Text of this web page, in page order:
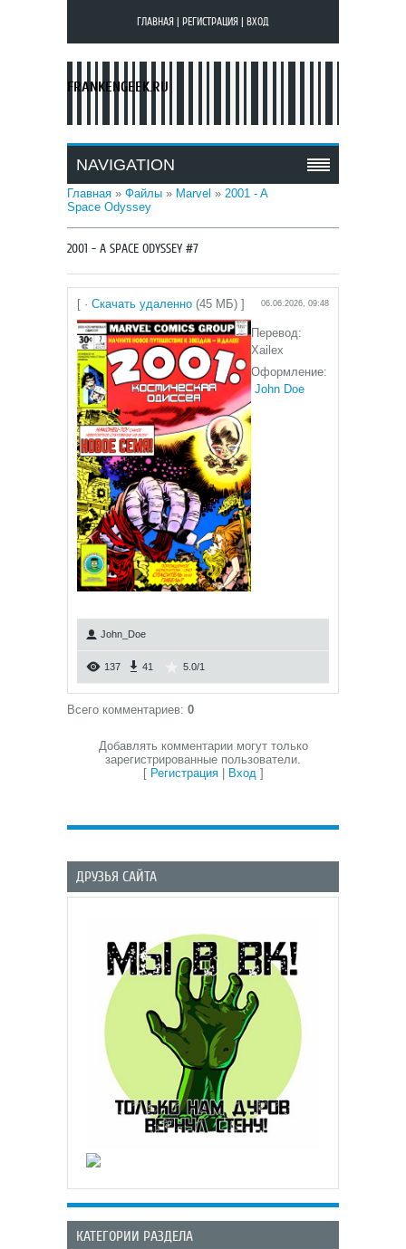
ГЛАВНАЯ РЕГИСТРАЦИЯ ВХОД
FRANKENGEEK.RU
NAVIGATION
Главная » Файлы » Marvel » 2001 - A
Space Odyssey
2001 - A SPACE ODYSSEY #7
[ · Скачать удаленно (45 МБ) ] 06.06.2026, 09:48
Перевод:
Xailex
Оформление:
John Doe
John_Doe
137 41 5.0/1
Всего комментариев: 0
Добавлять комментарии могут только
зарегистрированные пользователи.
[ Регистрация| Вход]
ДРУЗЬЯ САЙТА
КАТЕГОРИИ РАЗДЕЛА